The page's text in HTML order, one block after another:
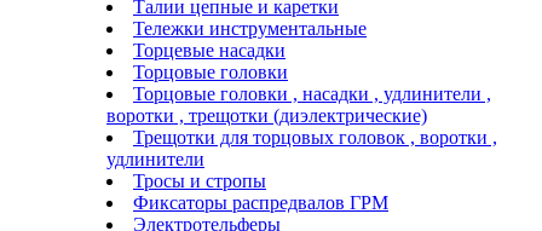
Талии цепные и каретки
Тележки инструментальные
Торцевые насадки
Торцовые головки
Торцовые головки , насадки , удлинители ,
воротки , трещотки (диэлектрические)
Трещотки для торцовых головок , воротки ,
удлинители
Тросы и стропы
Фиксаторы распредвалов ГРМ
Электротельферы